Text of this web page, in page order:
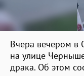
Вчера вечером в
на улице
драка. Об этом